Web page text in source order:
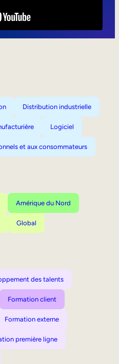
Distribution industrielle
Logiciel
et aux consommateurs
Amérique du Nord
Global
des talents
Formation client
Formation externe
première ligne